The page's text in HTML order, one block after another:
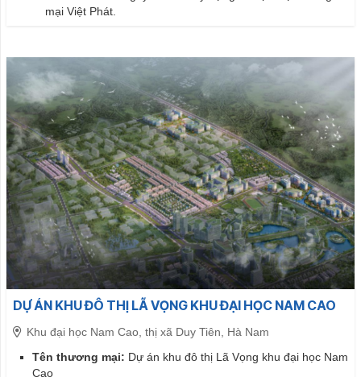
mại Việt Phát.
DỰ ÁN KHU ĐÔ THỊ LÃ VỌNG KHU ĐẠI HỌC NAM CAO
Khu đại học Nam Cao, thị xã Duy Tiên, Hà Nam
Tên thương mại: Dự án khu đô thị Lã Vọng khu đại học Nam
Cao